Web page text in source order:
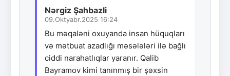
Nərgiz Şahbazli
09.Oktyabr.2025 16:24
Bu məqaləni oxuyanda insan hüquqları
və mətbuat azadlığı məsələləri ilə bağlı
ciddi narahatlıqlar yaranır. Qalib
Bayramov kimi tanınmış bir şəxsin